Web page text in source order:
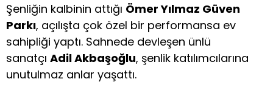
Şenliğin kalbinin attığı Ömer Yılmaz Güven
Parkı, açılışta çok özel bir performansa ev
sahipliği yaptı. Sahnede devleşen ünlü
sanatçı Adil Akbaşoğlu, şenlik katılımcılarına
unutulmaz anlar yaşattı.